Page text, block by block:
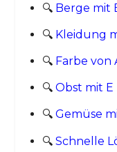
🔍 Berge mit
🔍 Kleidung
🔍 Farbe von
🔍 Obst mit E
🔍 Gemüse
🔍 Schnelle